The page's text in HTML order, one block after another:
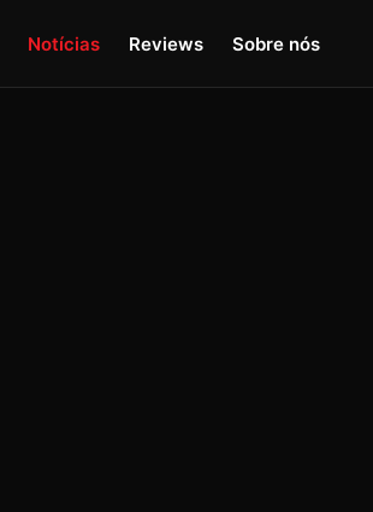
Notícias Reviews Sobre nós